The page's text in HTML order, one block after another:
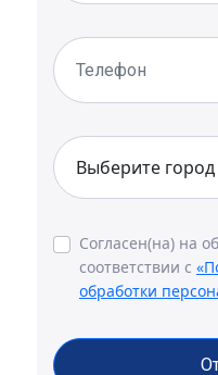
Согласен(на) на
соответствии с
обработки